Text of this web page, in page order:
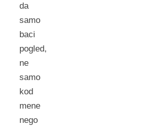
da
samo
baci
pogled,
ne
samo
kod
mene
nego